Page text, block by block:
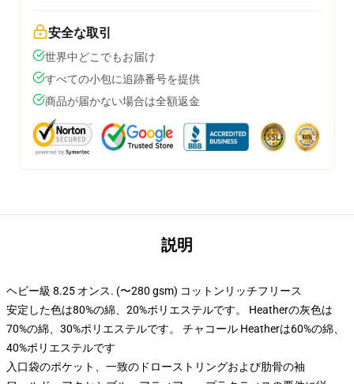
安全な取引
世界中どこでもお届け
すべての小包に追跡番号を提供
商品が届かない場合は全額返金
説明
ヘビー級 8.25 オンス. (〜280 gsm) コットンリッチフリース
安定した色は80%の綿、20%ポリエステルです。 Heatherの灰色は
70%の綿、30%ポリエステルです。 チャコール Heatherは60%の綿、
40%ポリエステルです
入口袋のポケット、一致のドローストリングおよび肋骨の袖